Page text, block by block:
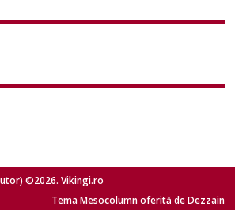
©2026. Vikingi.ro
Tema Mesocolumn oferită de Dezzain